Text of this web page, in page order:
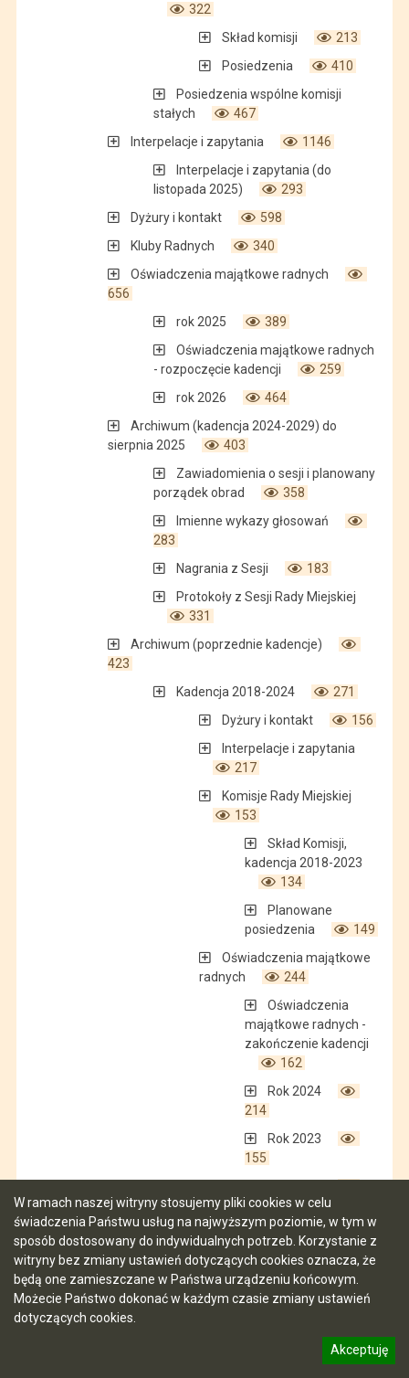
W ramach naszej witryny stosujemy pliki cookies w celu
świadczenia Państwu usług na najwyższym poziomie, w tym w
sposób dostosowany do indywidualnych potrzeb. Korzystanie z
witryny bez zmiany ustawień dotyczących cookies oznacza, że
będą one zamieszczane w Państwa urządzeniu końcowym.
Możecie Państwo dokonać w każdym czasie zmiany ustawień
dotyczących cookies.
Akceptuję
322
Skład komisji
213
Posiedzenia
410
Posiedzenia wspólne komisji
stałych
467
Interpelacje i zapytania
1146
Interpelacje i zapytania (do
listopada 2025)
293
Dyżury i kontakt
598
Kluby Radnych
340
Oświadczenia majątkowe radnych
656
rok 2025
389
Oświadczenia majątkowe radnych
- rozpoczęcie kadencji
259
rok 2026
464
Archiwum (kadencja 2024-2029) do
sierpnia 2025
403
Zawiadomienia o sesji i planowany
porządek obrad
358
Imienne wykazy głosowań
283
Nagrania z Sesji
183
Protokoły z Sesji Rady Miejskiej
331
Archiwum (poprzednie kadencje)
423
Kadencja 2018-2024
271
Dyżury i kontakt
156
Interpelacje i zapytania
217
Komisje Rady Miejskiej
153
Skład Komisji,
kadencja 2018-2023
134
Planowane
posiedzenia
149
Oświadczenia majątkowe
radnych
244
Oświadczenia
majątkowe radnych -
zakończenie kadencji
162
Rok 2024
214
Rok 2023
155
143
Rok 2021
143
Rok 2020
164